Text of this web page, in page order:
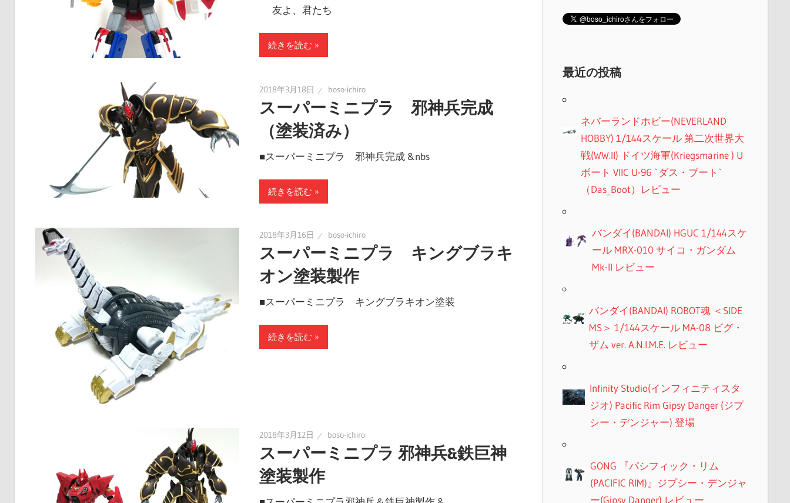
友よ、君たち
続きを読む
2018年3月18日 boso-ichiro
スーパーミニプラ 邪神兵完成
（塗装済み）
■スーパーミニプラ 邪神兵完成 &nbs
続きを読む
2018年3月16日 boso-ichiro
スーパーミニプラ キングブラキ
オン塗装製作
■スーパーミニプラ キングブラキオン塗装
続きを読む
2018年3月12日 boso-ichiro
スーパーミニプラ 邪神兵&鉄巨神
塗装製作
最近の投稿
ネバーランドホビー(NEVERLAND
HOBBY) 1/144スケール 第二次世界大
戦(WW.II) ドイツ海軍(Kriegsmarine ) U
ボート VIIC U-96 `ダス・ブート`
（Das_Boot）レビュー
バンダイ(BANDAI) HGUC 1/144スケ
ール MRX-010 サイコ・ガンダム
Mk-II レビュー
バンダイ(BANDAI) ROBOT魂 ＜SIDE
MS＞ 1/144スケール MA-08 ビグ・
ザム ver. A.N.I.M.E. レビュー
Infinity Studio(インフィニティスタ
ジオ) Pacific Rim Gipsy Danger (ジプ
シー・デンジャー) 登場
GONG 『パシフィック・リム
(PACIFIC RIM)』ジプシー・デンジャ
ー(Gipsy Danger) レビュー